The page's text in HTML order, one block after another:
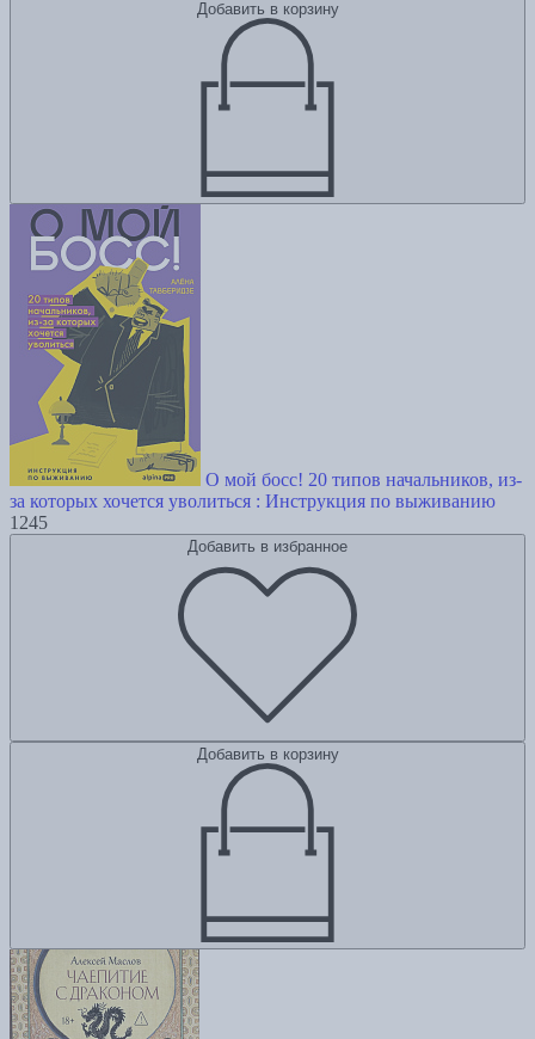
Добавить в корзину
О мой босс! 20 типов начальников, из-
за которых хочется уволиться : Инструкция по выживанию
1245
Добавить в избранное
Добавить в корзину